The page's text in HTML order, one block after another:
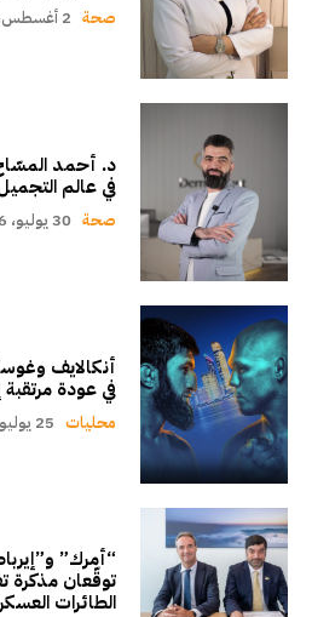
صحة 2 أغسطس، 2026
د. أحمد
في عالم
صحة 30 يوليو، 2026
في عودة
محليات 25 يوليو، 2026
“أمرك”
توقّعان مذكرة
الطائرات